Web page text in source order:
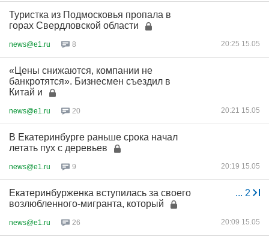
Туристка из Подмосковья пропала в
горах Свердловской области
news@e1.ru 8 20:25 15.05
«Цены снижаются, компании не
банкротятся». Бизнесмен съездил в
Китай и
news@e1.ru 20 20:21 15.05
В Екатеринбурге раньше срока начал
летать пух с деревьев
news@e1.ru 9 20:19 15.05
... 2
Екатеринбурженка вступилась за своего
возлюбленного-мигранта, который
news@e1.ru 26 20:09 15.05